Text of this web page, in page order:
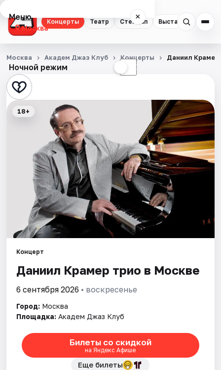
Концерты Театр Стендап Выставки
Меню ×
Москва
Концерты
Театр
Стендап
Экскурсии
События
Площадки
Артисты
Рейтинги
Ночной режим ☾
Москва Академ Джаз Клуб Концерты Даниил Крамер
18+
Концерт
Даниил Крамер трио в Москве
6 сентября 2026 • воскресенье
Город: Москва
Площадка: Академ Джаз Клуб
Билеты со скидкой
на Яндекс Афише
Еще билеты